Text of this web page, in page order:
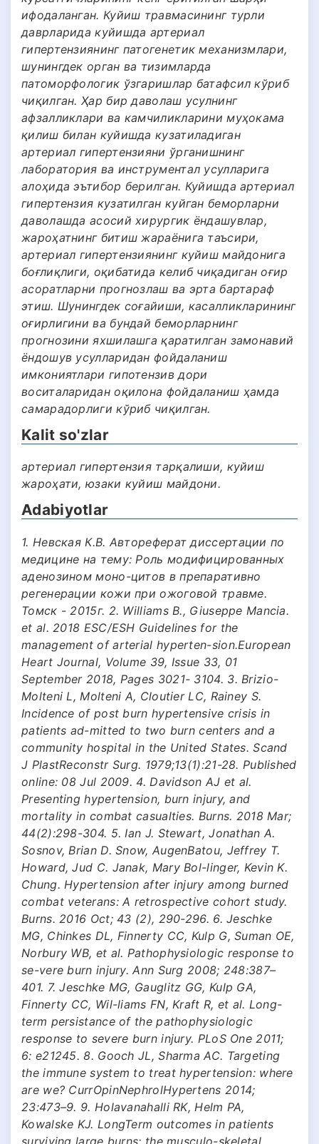
ифодаланган. Куйиш травмасининг турли
даврларида куйишда артериал
гипертензиянинг патогенетик механизмлари,
шунингдек орган ва тизимларда
патоморфологик ўзгаришлар батафсил кўриб
чиқилган. Ҳар бир даволаш усулнинг
афзалликлари ва камчиликларини муҳокама
қилиш билан куйишда кузатиладиган
артериал гипертензияни ўрганишнинг
лаборатория ва инструментал усулларига
алоҳида эътибор берилган. Куйишда артериал
гипертензия кузатилган куйган беморларни
даволашда асосий хирургик ёндашувлар,
жароҳатнинг битиш жараёнига таъсири,
артериал гипертензиянинг куйиш майдонига
боғлиқлиги, оқибатида келиб чиқадиган оғир
асоратларни прогнозлаш ва эрта бартараф
этиш. Шунингдек соғайиши, касалликларининг
оғирлигини ва бундай беморларнинг
прогнозини яхшилашга қаратилган замонавий
ёндошув усулларидан фойдаланиш
имкониятлари гипотензив дори
воситаларидан оқилона фойдаланиш ҳамда
самарадорлиги кўриб чиқилган.
Kalit so'zlar
артериал гипертензия тарқалиши, куйиш
жароҳати, юзаки куйиш майдони.
Adabiyotlar
1. Невская К.В. Автореферат диссертации по
медицине на тему: Роль модифицированных
аденозином моно-цитов в препаративно
регенерации кожи при ожоговой травме.
Томск - 2015г. 2. Williams B., Giuseppe Mancia.
et al. 2018 ESC/ESH Guidelines for the
management of arterial hyperten-sion.European
Heart Journal, Volume 39, Issue 33, 01
September 2018, Pages 3021- 3104. 3. Brizio-
Molteni L, Molteni A, Cloutier LC, Rainey S.
Incidence of post burn hypertensive crisis in
patients ad-mitted to two burn centers and a
community hospital in the United States. Scand
J PlastReconstr Surg. 1979;13(1):21-28. Published
online: 08 Jul 2009. 4. Davidson AJ et al.
Presenting hypertension, burn injury, and
mortality in combat casualties. Burns. 2018 Mar;
44(2):298-304. 5. Ian J. Stewart, Jonathan A.
Sosnov, Brian D. Snow, AugenBatou, Jeffrey T.
Howard, Jud C. Janak, Mary Bol-linger, Kevin K.
Chung. Hypertension after injury among burned
combat veterans: A retrospective cohort study.
Burns. 2016 Oct; 43 (2), 290-296. 6. Jeschke
MG, Chinkes DL, Finnerty CC, Kulp G, Suman OE,
Norbury WB, et al. Pathophysiologic response to
se-vere burn injury. Ann Surg 2008; 248:387–
401. 7. Jeschke MG, Gauglitz GG, Kulp GA,
Finnerty CC, Wil-liams FN, Kraft R, et al. Long-
term persistance of the pathophysiologic
response to severe burn injury. PLoS One 2011;
6: e21245. 8. Gooch JL, Sharma AC. Targeting
the immune system to treat hypertension: where
are we? CurrOpinNephrolHypertens 2014;
23:473–9. 9. Holavanahalli RK, Helm PA,
Kowalske KJ. LongTerm outcomes in patients
surviving large burns: the musculo-skeletal